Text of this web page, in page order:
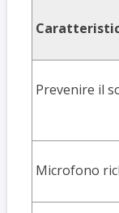
Prevenire il
Microfono